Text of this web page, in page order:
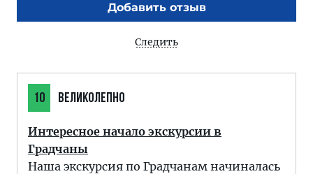
Добавить отзыв
Следить
10 ВЕЛИКОЛЕПНО
Интересное начало экскурсии в
Градчаны
Наша экскурсия по Градчанам начиналась